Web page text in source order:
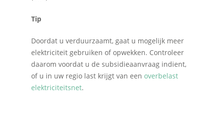
Tip
Doordat u verduurzaamt, gaat u mogelijk meer
elektriciteit gebruiken of opwekken. Controleer
daarom voordat u de subsidieaanvraag indient,
of u in uw regio last krijgt van een overbelast
elektriciteitsnet.
Over Quadraad
Diensten
Accountancy
Nieuws